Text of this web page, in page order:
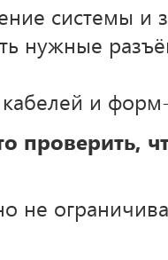
системы и
нужные
и
проверить,
не